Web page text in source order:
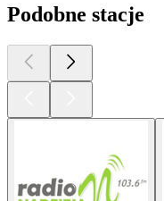
Podobne stacje